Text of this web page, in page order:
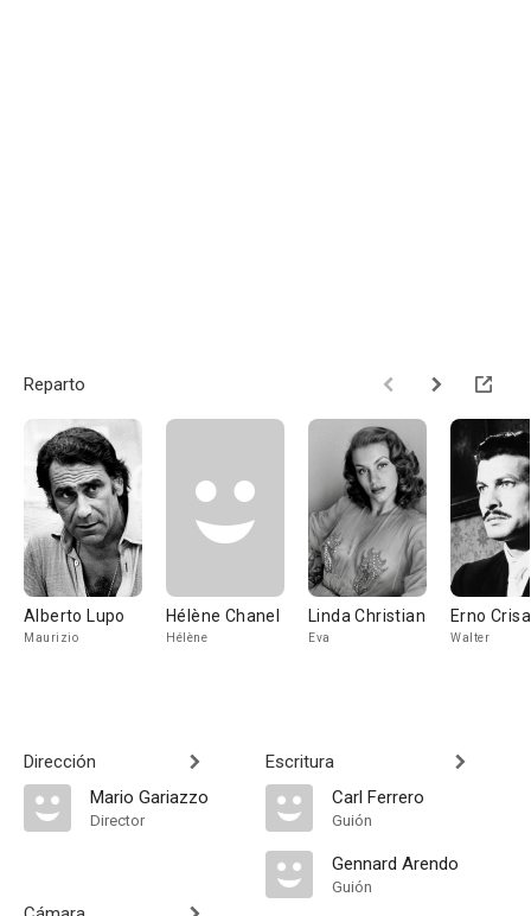
Reparto
Alberto Lupo
Maurizio
Hélène Chanel
Hélène
Linda Christian
Eva
Erno Crisa
Walter
Dirección
Mario Gariazzo
Director
Escritura
Carl Ferrero
Guión
Gennard Arendo
Guión